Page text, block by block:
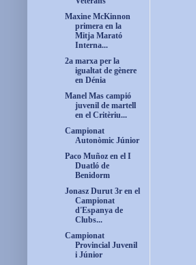
Maxine McKinnon
primera en la
Mitja Marató
Interna...
2a marxa per la
igualtat de gènere
en Dénia
Manel Mas campió
juvenil de martell
en el Critèriu...
Campionat
Autonòmic Júnior
Paco Muñoz en el I
Duatló de
Benidorm
Jonasz Durut 3r en el
Campionat
d'Espanya de
Clubs...
Campionat
Provincial Juvenil
i Júnior